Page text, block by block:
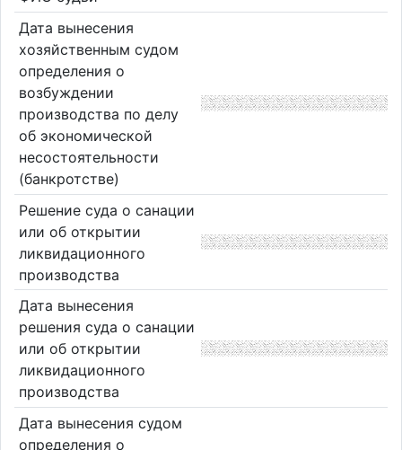
Дата вынесения
хозяйственным судом
определения о
возбуждении
производства по делу
об экономической
несостоятельности
(банкротстве)
Решение суда о санации
или об открытии
ликвидационного
производства
Дата вынесения
решения суда о санации
или об открытии
ликвидационного
производства
Дата вынесения судом
определения о